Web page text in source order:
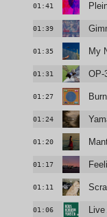
01:41
01:39
01:35 My
01:31 OP-
01:27
01:24
01:20
01:17
01:11
01:06